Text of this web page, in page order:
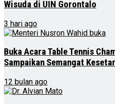
Wisuda di UIN Gorontalo
3 hari ago
Buka Acara Table Tennis
Sampaikan Semangat
12 bulan ago